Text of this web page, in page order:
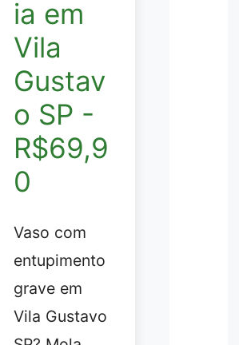
ia em
Vila
Gustav
o SP -
R$69,9
0
Vaso com
entupimento
grave em
Vila Gustavo